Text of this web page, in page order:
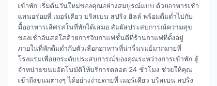
เข้าพัก เริ่มต้นวันใหม่ของคุณอย่างสมบูรณ์แบบ ด้วยอาหารเช้า
แสนอร่อยที่ เมอร์เคียว บริสเบน สปริง ฮิลล์ พร้อมดื่มด่ำไปกับ
มื้ออาหารเลิศรสในที่พักได้เสมอ สัมผัสประสบการณ์ความสุข
ของเช้าอันสดใสด้วยการจิบกาแฟชั้นดีที่ร้านกาแฟที่ตั้งอยู่
ภายในที่พักดื่มด่ำกับตัวเลือกอาหารที่น่ารื่นรมย์มากมายที่
โรงแรมเพื่อยกระดับประสบการณ์ของคุณระหว่างการเข้าพัก ตู้
จำหน่ายขนมอัตโนมัติให้บริการตลอด 24 ชั่วโมง ช่วยให้คุณ
เข้าถึงขนมต่างๆ ได้อย่างง่ายดายที่ เมอร์เคียว บริสเบน สปริง